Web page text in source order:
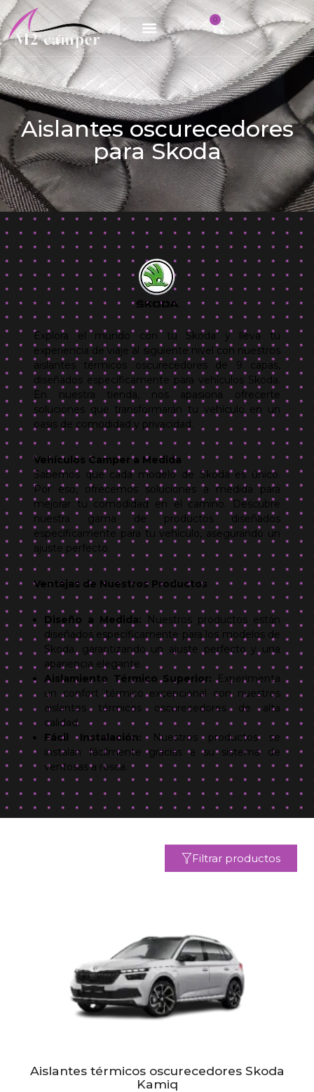
Saltar
al
contenido
0
Aislantes oscurecedores
para Skoda
Explora el mundo con tu Skoda y lleva tu
experiencia de viaje al siguiente nivel con nuestros
aislantes térmicos oscurecedores de 9 capas,
diseñados específicamente para vehículos Skoda.
En nuestra tienda, nos apasiona ofrecerte
soluciones que transformarán tu vehículo en un
oasis de comodidad y privacidad.
Vehículos Camper a Medida
Sabemos que cada modelo de Skoda es único.
Por eso, ofrecemos soluciones a medida para
mejorar tu comodidad en el camino. Descubre
nuestra gama de productos diseñados
específicamente para tu vehículo, asegurando un
ajuste perfecto.
Ventajas de Nuestros Productos
Diseño a Medida: Nuestros productos están
diseñados específicamente para los modelos de
Skoda, garantizando un ajuste perfecto y una
apariencia elegante.
Aislamiento Térmico Superior: Experimenta
un confort térmico excepcional con nuestros
aislantes térmicos oscurecedores de alta
calidad.
Fácil Instalación: Nuestros productos se
instalan fácilmente gracias a su sistema de
ventosas a rosca.
Filtrar productos
Aislantes térmicos oscurecedores Skoda
Kamiq